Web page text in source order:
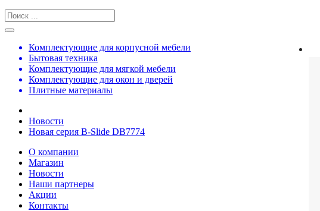
Комплектующие для корпусной мебели
Бытовая техника
Комплектующие для мягкой мебели
Комплектующие для окон и дверей
Плитные материалы
Новости
Новая серия B-Slide DB7774
О компании
Магазин
Новости
Наши партнеры
Акции
Контакты